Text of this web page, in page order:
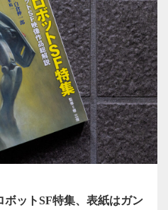
ボットSF特集、表紙はガン